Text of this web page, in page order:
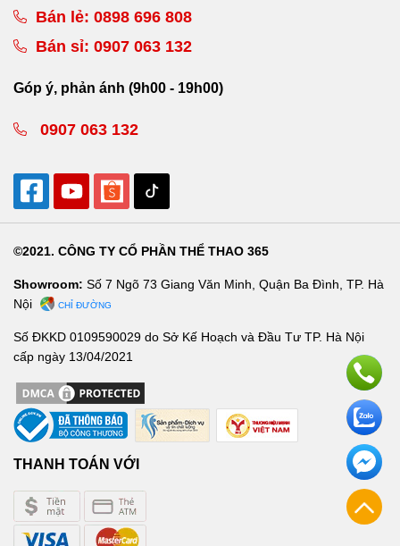
Bán lẻ: 0898 696 808
Bán sỉ: 0907 063 132
Góp ý, phản ánh (9h00 - 19h00)
0907 063 132
©2021. CÔNG TY CỔ PHẦN THỂ THAO 365
Showroom: Số 7 Ngõ 73 Giang Văn Minh, Quận Ba Đình, TP. Hà
Nội
CHỈ ĐƯỜNG
Số ĐKKD 0109590029 do Sở Kế Hoạch và Đầu Tư TP. Hà Nội
cấp ngày 13/04/2021
THANH TOÁN VỚI